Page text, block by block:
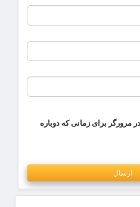
مرورگر برای زمانی که دوباره